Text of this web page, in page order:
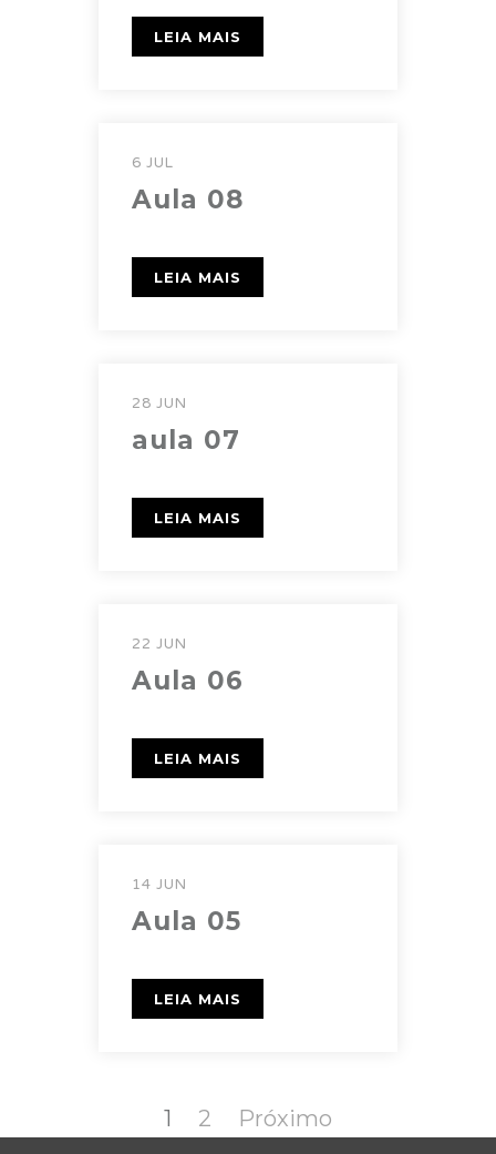
LEIA MAIS
6 JUL
Aula 08
LEIA MAIS
28 JUN
aula 07
LEIA MAIS
22 JUN
Aula 06
LEIA MAIS
14 JUN
Aula 05
LEIA MAIS
posts
Página
1 Página
2 Próximo